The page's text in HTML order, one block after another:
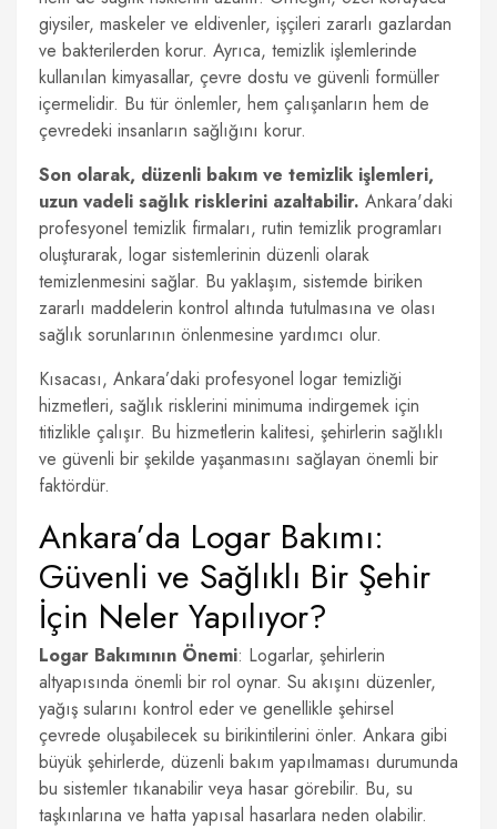
giysiler, maskeler ve eldivenler, işçileri zararlı gazlardan
ve bakterilerden korur. Ayrıca, temizlik işlemlerinde
kullanılan kimyasallar, çevre dostu ve güvenli formüller
içermelidir. Bu tür önlemler, hem çalışanların hem de
çevredeki insanların sağlığını korur.
Son olarak, düzenli bakım ve temizlik işlemleri,
uzun vadeli sağlık risklerini azaltabilir. Ankara'daki
profesyonel temizlik firmaları, rutin temizlik programları
oluşturarak, logar sistemlerinin düzenli olarak
temizlenmesini sağlar. Bu yaklaşım, sistemde biriken
zararlı maddelerin kontrol altında tutulmasına ve olası
sağlık sorunlarının önlenmesine yardımcı olur.
Kısacası, Ankara’daki profesyonel logar temizliği
hizmetleri, sağlık risklerini minimuma indirgemek için
titizlikle çalışır. Bu hizmetlerin kalitesi, şehirlerin sağlıklı
ve güvenli bir şekilde yaşanmasını sağlayan önemli bir
faktördür.
Ankara’da Logar Bakımı:
Güvenli ve Sağlıklı Bir Şehir
İçin Neler Yapılıyor?
Logar Bakımının Önemi: Logarlar, şehirlerin
altyapısında önemli bir rol oynar. Su akışını düzenler,
yağış sularını kontrol eder ve genellikle şehirsel
çevrede oluşabilecek su birikintilerini önler. Ankara gibi
büyük şehirlerde, düzenli bakım yapılmaması durumunda
bu sistemler tıkanabilir veya hasar görebilir. Bu, su
taşkınlarına ve hatta yapısal hasarlara neden olabilir.